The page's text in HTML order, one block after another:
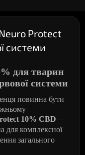
Protect
системи
для тварин
системи
повинна бути
10% CBD —
для комплексної
загального